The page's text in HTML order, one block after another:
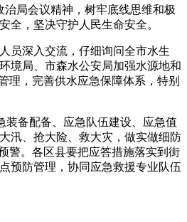
局会议精神，树牢底线思维和极
全，坚决守护人民生命安全。
员深入交流，仔细询问全市水生
境局、市森水公安局加强水源地和
，完善供水应急保障体系，特别
备配备、应急队伍建设、应急值
汛、抢大险、救大灾，做实做细防
警。各区县要把应答措施落实到街
预防管理，协同应急救援专业队伍